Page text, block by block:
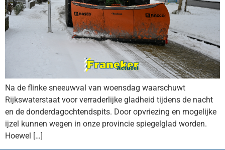
Na de flinke sneeuwval van woensdag waarschuwt
Rijkswaterstaat voor verraderlijke gladheid tijdens de nacht
en de donderdagochtendspits. Door opvriezing en mogelijke
ijzel kunnen wegen in onze provincie spiegelglad worden.
Hoewel […]